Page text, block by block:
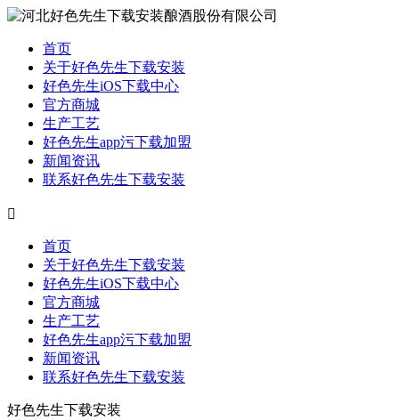
首页
关于好色先生下载安装
好色先生iOS下载中心
官方商城
生产工艺
好色先生app污下载加盟
新闻资讯
联系好色先生下载安装

首页
关于好色先生下载安装
好色先生iOS下载中心
官方商城
生产工艺
好色先生app污下载加盟
新闻资讯
联系好色先生下载安装
好色先生下载安装